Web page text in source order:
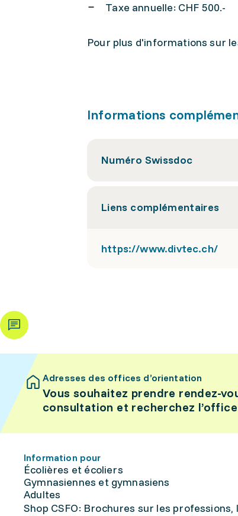
Taxe annuelle: CHF 500.-
Pour plus d'informations sur
Informations
Numéro Swissdoc
Liens complémentaires
https://www.divtec.ch/
Adresses des offices d’orientation
Vous souhaitez prendre rendez-
consultation et recherchez
Information pour
Écolières et écoliers
Gymnasiennes et gymnasiens
Adultes
Shop CSFO: Brochures sur les